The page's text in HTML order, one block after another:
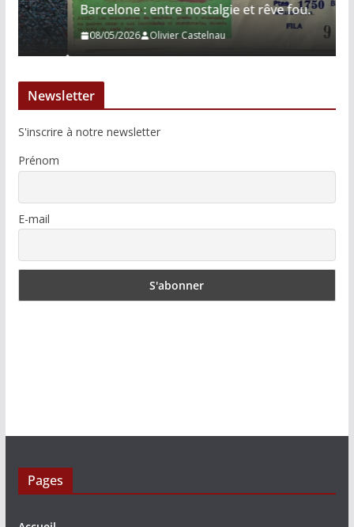
Barcelone : entre nostalgie et rêve fou.
08/05/2026 Olivier Castelnau
Newsletter
S'inscrire à notre newsletter
Prénom
E-mail
Pages